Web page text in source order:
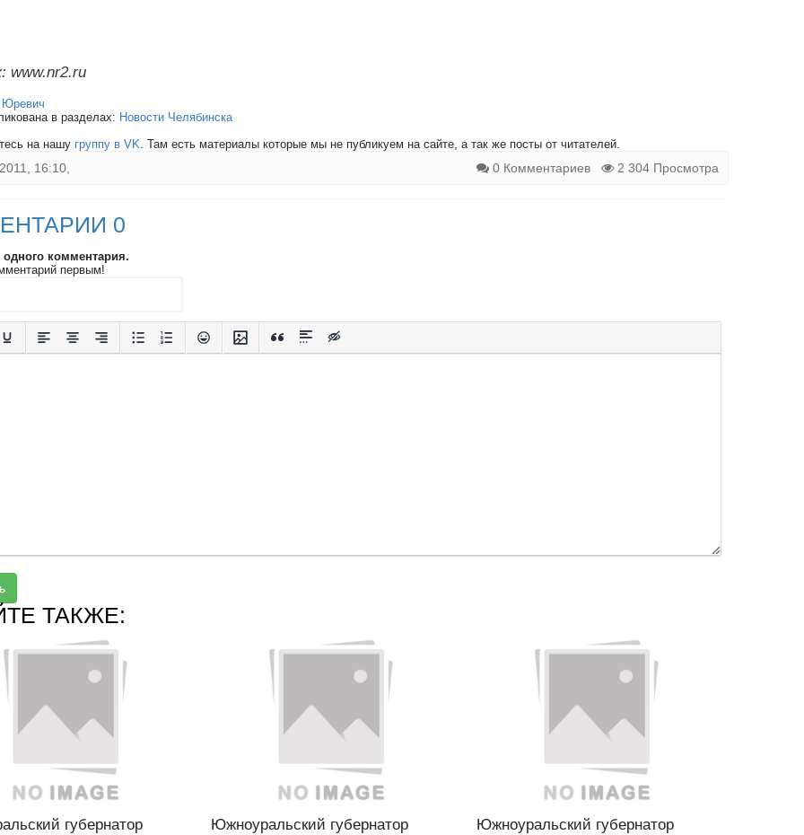
www.nr2.ru
Юревич
в разделах: Новости Челябинска
на нашу группу в VK. Там есть материалы которые мы не публикуем на сайте, а так же посты от читателей.
16:10, 0 Комментариев 2 304 Просмотра
0
одного комментария.
первым!
ТАКЖЕ:
губернатор Южноуральский губернатор Южноуральский губернатор